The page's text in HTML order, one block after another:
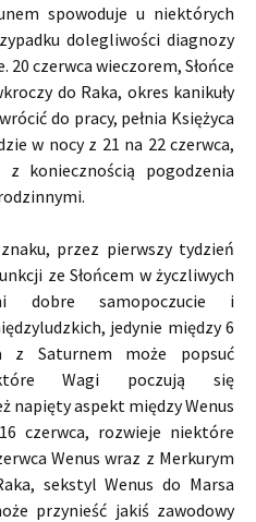
spowoduje u niektórych
dolegliwości diagnozy
czerwca wieczorem, Słońce
do Raka, okres kanikuły
do pracy, pełnia Księżyca
w nocy z 21 na 22 czerwca,
koniecznością pogodzenia
przez pierwszy tydzień
ze Słońcem w życzliwych
dobre samopoczucie i
jedynie między 6
z Saturnem może popsuć
Wagi poczują się
napięty aspekt między Wenus
czerwca, rozwieje niektóre
Wenus wraz z Merkurym
sekstyl Wenus do Marsa
przynieść jakiś zawodowy